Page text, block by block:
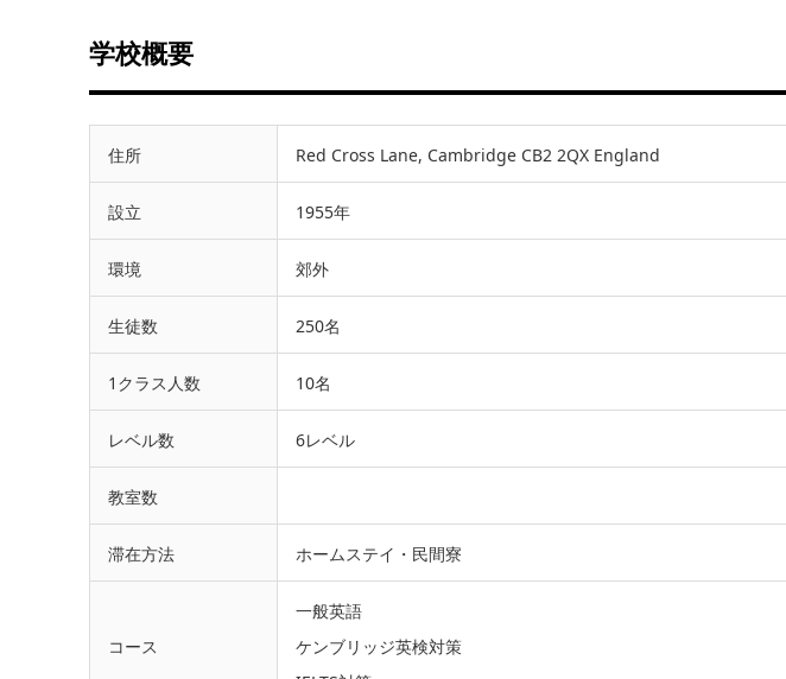
学校概要
住所 Red Cross Lane, Cambridge CB2 2QX England
設立 1955年
環境 郊外
生徒数 250名
1クラス人数 10名
レベル数 6レベル
教室数
滞在方法 ホームステイ・民間寮
コース
一般英語
ケンブリッジ英検対策